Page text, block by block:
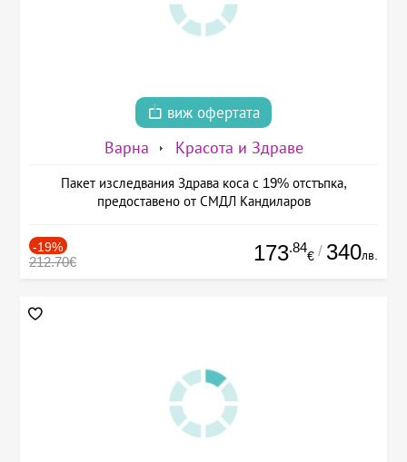
виж офертата
Варна Красота и Здраве
Пакет изследвания Здрава коса с 19% отстъпка,
предоставено от СМДЛ Кандиларов
-19%
212.70€ 173.84
€ / 340лв.